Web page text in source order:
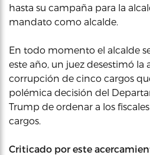
hasta su campaña para la
mandato como alcalde.
En todo momento el alcalde
este año, un juez desestimó la
corrupción de cinco cargos
polémica decisión del
Trump de ordenar a los
cargos.
Criticado por este